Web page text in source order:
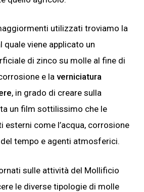
utilizzati troviamo la
quale viene applicato un
di zinco su molle al fine di
e la verniciatura
, in grado di creare sulla
un film sottilissimo che le
esterni come l’acqua, corrosione
tempo e agenti atmosferici.
sulle attività del Mollificio
le diverse tipologie di molle